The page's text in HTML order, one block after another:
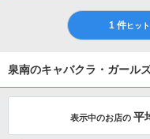
1 件ヒット
泉南のキャバクラ・ガール
表示中のお店の 平